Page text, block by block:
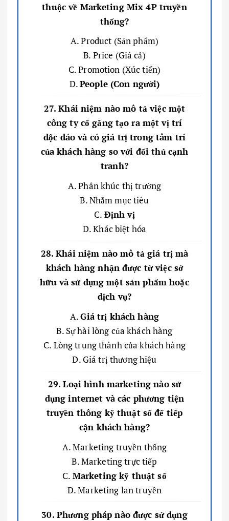
thuộc về Marketing Mix 4P truyền
thống?
A. Product (Sản phẩm)
B. Price (Giá cả)
C. Promotion (Xúc tiến)
D.People (Con người)
27. Khái niệm nào mô tả việc một
công ty cố gắng tạo ra một vị trí
độc đáo và có giá trị trong tâm trí
của khách hàng so với đối thủ cạnh
tranh?
A. Phân khúc thị trường
B. Nhắm mục tiêu
C. Định vị
D. Khác biệt hóa
28. Khái niệm nào mô tả giá trị mà
khách hàng nhận được từ việc sở
hữu và sử dụng một sản phẩm hoặc
dịch vụ?
A.Giá trị khách hàng
B. Sự hài lòng của khách hàng
C. Lòng trung thành của khách hàng
D. Giá trị thương hiệu
29. Loại hình marketing nào sử
dụng internet và các phương tiện
truyền thông kỹ thuật số để tiếp
cận khách hàng?
A. Marketing truyền thống
B. Marketing trực tiếp
C. Marketing kỹ thuật số
D. Marketing lan truyền
30. Phương pháp nào được sử dụng